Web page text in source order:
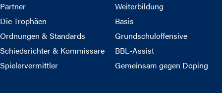
Partner
Die Trophäen
Ordnungen & Standards
Schiedsrichter & Kommissare
Spielervermittler
Weiterbildung
Basis
Grundschuloffensive
BBL-Assist
Gemeinsam gegen Doping